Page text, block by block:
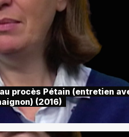
procès Pétain (entretien
(2016)